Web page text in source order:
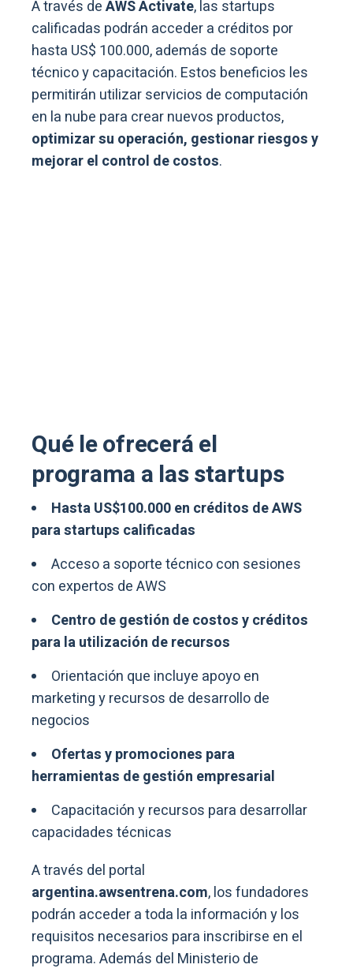
A través deAWS Activate, las startups
calificadas podrán acceder a créditos por
hasta US$ 100.000, además de soporte
técnico y capacitación. Estos beneficios les
permitirán utilizar servicios de computación
en la nube para crear nuevos productos,
optimizar su operación, gestionar riesgos y
mejorar el control de costos.
Qué le ofrecerá el
programa a las startups
Hasta US$100.000 en créditos de AWS
para startups calificadas
Acceso a soporte técnico con sesiones
con expertos de AWS
Centro de gestión de costos y créditos
para la utilización de recursos
Orientación que incluye apoyo en
marketing y recursos de desarrollo de
negocios
Ofertas y promociones para
herramientas de gestión empresarial
Capacitación y recursos para desarrollar
capacidades técnicas
A través del portal
argentina.awsentrena.com, los fundadores
podrán acceder a toda la información y los
requisitos necesarios para inscribirse en el
programa. Además del Ministerio de